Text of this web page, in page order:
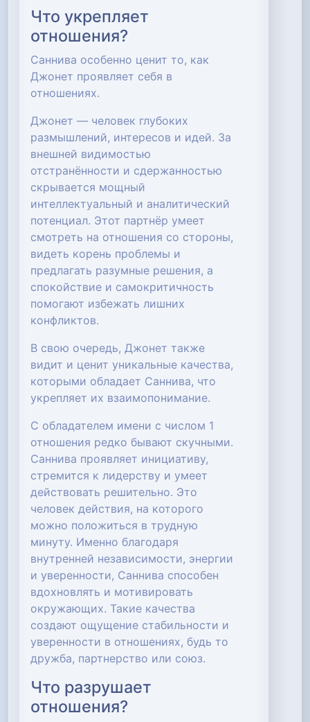
Что укрепляет
отношения?
Саннива особенно ценит то, как
Джонет проявляет себя в
отношениях.
Джонет — человек глубоких
размышлений, интересов и идей. За
внешней видимостью
отстранённости и сдержанностью
скрывается мощный
интеллектуальный и аналитический
потенциал. Этот партнёр умеет
смотреть на отношения со стороны,
видеть корень проблемы и
предлагать разумные решения, а
спокойствие и самокритичность
помогают избежать лишних
конфликтов.
В свою очередь, Джонет также
видит и ценит уникальные качества,
которыми обладает Саннива, что
укрепляет их взаимопонимание.
С обладателем имени с числом 1
отношения редко бывают скучными.
Саннива проявляет инициативу,
стремится к лидерству и умеет
действовать решительно. Это
человек действия, на которого
можно положиться в трудную
минуту. Именно благодаря
внутренней независимости, энергии
и уверенности, Саннива способен
вдохновлять и мотивировать
окружающих. Такие качества
создают ощущение стабильности и
уверенности в отношениях, будь то
дружба, партнерство или союз.
Что разрушает
отношения?